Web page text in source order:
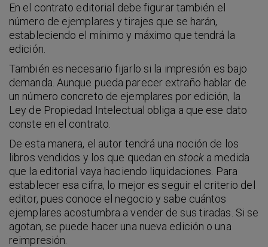
En el contrato editorial debe figurar también el
número de ejemplares y tirajes que se harán,
estableciendo el mínimo y máximo que tendrá la
edición.
También es necesario fijarlo si la impresión es bajo
demanda. Aunque pueda parecer extraño hablar de
un número concreto de ejemplares por edición, la
Ley de Propiedad Intelectual obliga a que ese dato
conste en el contrato.
De esta manera, el autor tendrá una noción de los
libros vendidos y los que quedan en stock a medida
que la editorial vaya haciendo liquidaciones. Para
establecer esa cifra, lo mejor es seguir el criterio del
editor, pues conoce el negocio y sabe cuántos
ejemplares acostumbra a vender de sus tiradas. Si se
agotan, se puede hacer una nueva edición o una
reimpresión.